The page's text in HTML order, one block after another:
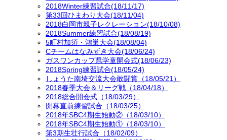
2018Winter練習試合(18/11/17)
第33回ひまわり大会(18/11/04)
2018白岡市親子レクレーション(18/10/08)
2018Summer練習試合(18/08/19)
5町村加須・鴻巣大会(18/08/04)
Cチームはなみずき大会(18/06/24)
ガスワンカップ県学童開会式(18/06/23)
2018Spring練習試合(18/05/24)
しょうた南埼交流大会敢闘賞（18/05/21）
2018春季大会＆リーグ戦（18/04/18）
2018総合開会式（18/03/29）
開幕直前練習試合（18/03/25）
2018年SBC4期生始動②（18/03/10）
2018年SBC4期生始動①（18/03/10）
第3期生壮行試合（18/02/09）